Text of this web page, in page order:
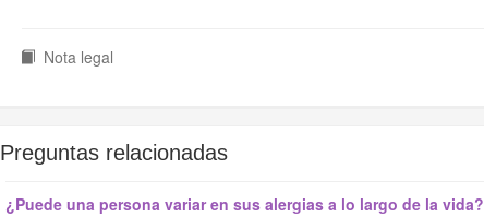
Nota legal
Preguntas relacionadas
¿Puede una persona variar en sus alergias a lo largo de la vida?